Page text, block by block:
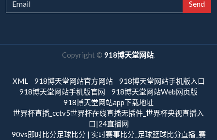
Send
Copyright © 918博天堂网站.
XML 918博天堂网站官方网站
918博天堂网站手机版入口
918博天堂网站手机版官网
918博天堂网站Web网页版
918博天堂网站app下载地址
世界杯直播_cctv5世界杯在线直播无插件_世界杯央视直播入
口|24直播网
90vs即时比分足球比分 | 实时赛事比分_足球篮球比分直播_赛